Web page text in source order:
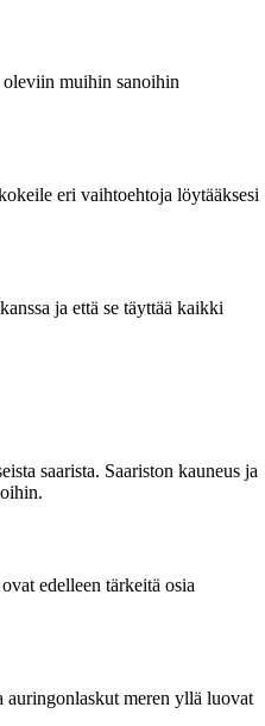
muihin sanoihin
eri vaihtoehtoja löytääksesi
ja että se täyttää kaikki
saarista. Saariston kauneus ja
edelleen tärkeitä osia
auringonlaskut meren yllä luovat